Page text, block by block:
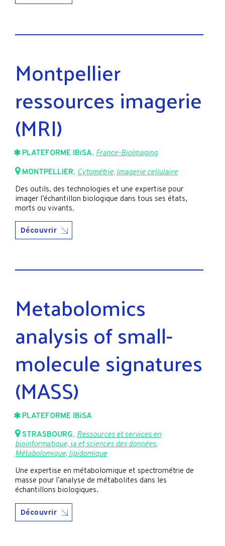
Montpellier
ressources imagerie
(MRI)
PLATEFORME IBiSA, France-BioImaging
MONTPELLIER, Cytométrie, Imagerie cellulaire
Des outils, des technologies et une expertise pour
imager l’échantillon biologique dans tous ses états,
morts ou vivants.
Découvrir
Metabolomics
analysis of small-
molecule signatures
(MASS)
PLATEFORME IBiSA
STRASBOURG, Ressources et services en
bioinformatique, ia et sciences des données,
Métabolomique, lipidomique
Une expertise en métabolomique et spectrométrie de
masse pour l’analyse de métabolites dans les
échantillons biologiques.
Découvrir